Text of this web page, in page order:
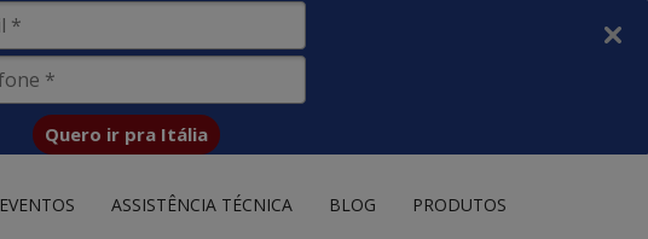
Quero ir pra Itália
EVENTOS ASSISTÊNCIA TÉCNICA BLOG PRODUTOS